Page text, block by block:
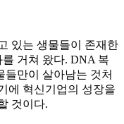
있는 생물들이 존재한
거쳐 왔다. DNA 복
만이 살아남는 것처
에 혁신기업의 성장을
것이다.